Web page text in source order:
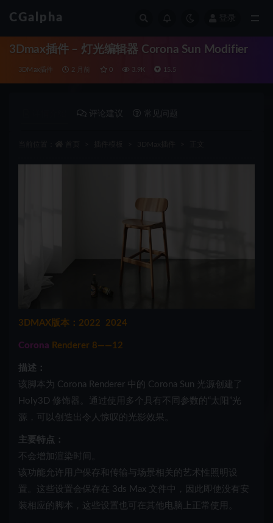
CGalpha
3Dmax插件 – 灯光编辑器 Corona Sun Modifier
3DMax插件 2 月前 0 3.9K 15.5
评论建议 常见问题
3DMAX版本：2022 2024
Corona Renderer 8——12
描述：
该脚本为 Corona Renderer 中的 Corona Sun 光源创建了
Holy3D 修饰器。通过使用多个具有不同参数的“太阳”光
源，可以创造出令人惊叹的光影效果。
主要特点：
不会增加渲染时间。
该功能允许用户保存和传输与场景相关的艺术性照明设
置。这些设置会保存在 3ds Max 文件中，因此即使没有安
装相应的脚本，这些设置也可在其他电脑上正常使用。